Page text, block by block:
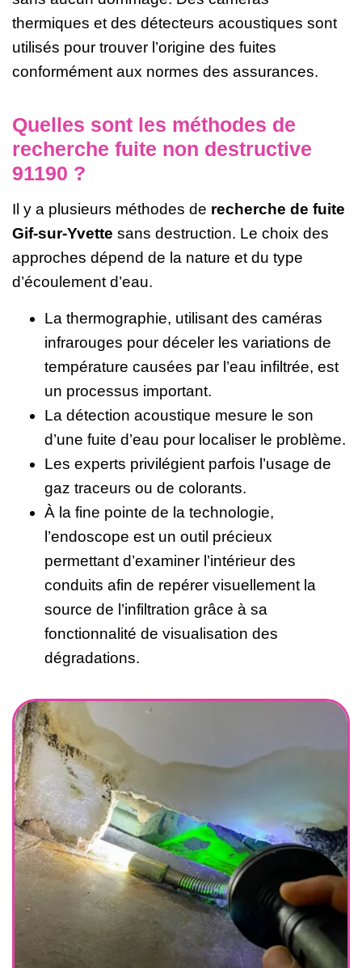
thermiques et des détecteurs acoustiques sont
utilisés pour trouver l’origine des fuites
conformément aux normes des assurances.
Quelles sont les méthodes de
recherche fuite non destructive
91190 ?
Il y a plusieurs méthodes de recherche de fuite
Gif-sur-Yvette sans destruction. Le choix des
approches dépend de la nature et du type
d’écoulement d’eau.
La thermographie, utilisant des caméras
infrarouges pour déceler les variations de
température causées par l’eau infiltrée, est
un processus important.
La détection acoustique mesure le son
d’une fuite d’eau pour localiser le problème.
Les experts privilégient parfois l’usage de
gaz traceurs ou de colorants.
À la fine pointe de la technologie,
l’endoscope est un outil précieux
permettant d’examiner l’intérieur des
conduits afin de repérer visuellement la
source de l’infiltration grâce à sa
fonctionnalité de visualisation des
dégradations.